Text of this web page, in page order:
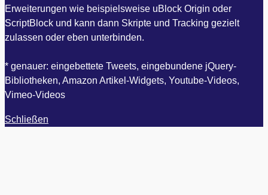
Erweiterungen wie beispielsweise uBlock Origin oder
ScriptBlock und kann dann Skripte und Tracking gezielt
zulassen oder eben unterbinden.
* genauer: eingebettete Tweets, eingebundene jQuery-
Bibliotheken, Amazon Artikel-Widgets, Youtube-Videos,
Vimeo-Videos
Schließen